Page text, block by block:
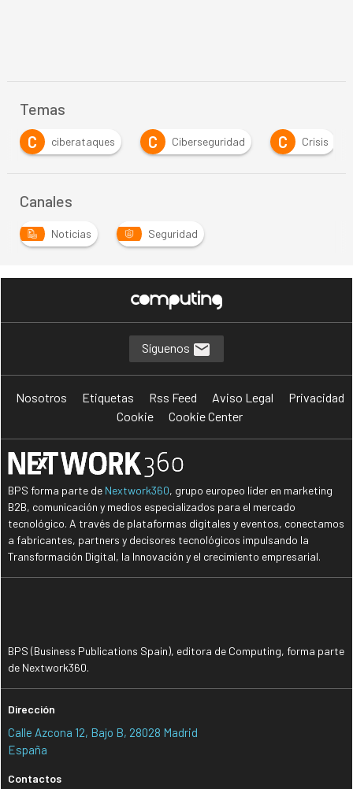
Temas
C
Ciberseguridad C Crisis E Educación
Canales
Noticias Seguridad
Síguenos
Nosotros Etiquetas Rss Feed Aviso Legal
Privacidad
Cookie
Cookie Center
BPS forma parte de Nextwork360, grupo europeo líder en marketing
B2B, comunicación y medios especializados para el mercado
tecnológico. A través de plataformas digitales y eventos, conectamos
a fabricantes, partners y decisores tecnológicos impulsando la
Transformación Digital, la Innovación y el crecimiento empresarial.
BPS (Business Publications Spain), editora de Computing, forma parte
de Nextwork360.
Dirección
Calle Azcona 12, Bajo B, 28028 Madrid
España
Contactos